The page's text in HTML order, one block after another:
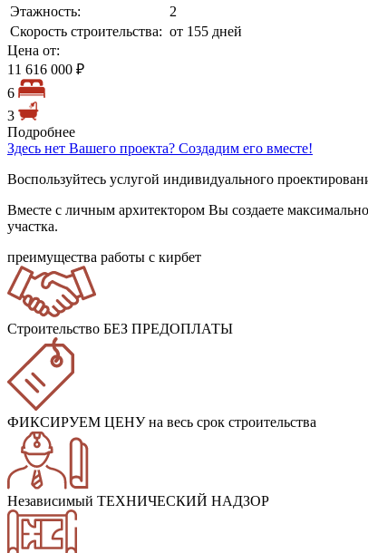
Этажность:
2
Скорость строительства: от 155 дней
Цена от:
11 616 000 ₽
6
3
Подробнее
Здесь нет Вашего проекта? Создадим его вместе!
Воспользуйтесь услугой индивидуального
Вместе с личным архитектором Вы создаете
участка.
преимущества работы с кирбет
Строительство БЕЗ ПРЕДОПЛАТЫ
ФИКСИРУЕМ ЦЕНУна весь срок строительства
Независимый ТЕХНИЧЕСКИЙ НАДЗОР